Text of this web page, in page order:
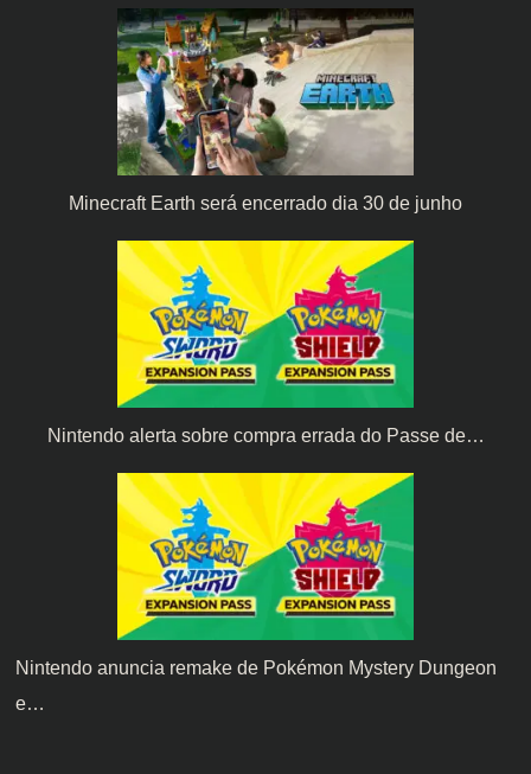
Minecraft Earth será encerrado dia 30 de junho
Nintendo alerta sobre compra errada do Passe de…
Nintendo anuncia remake de Pokémon Mystery Dungeon
e…